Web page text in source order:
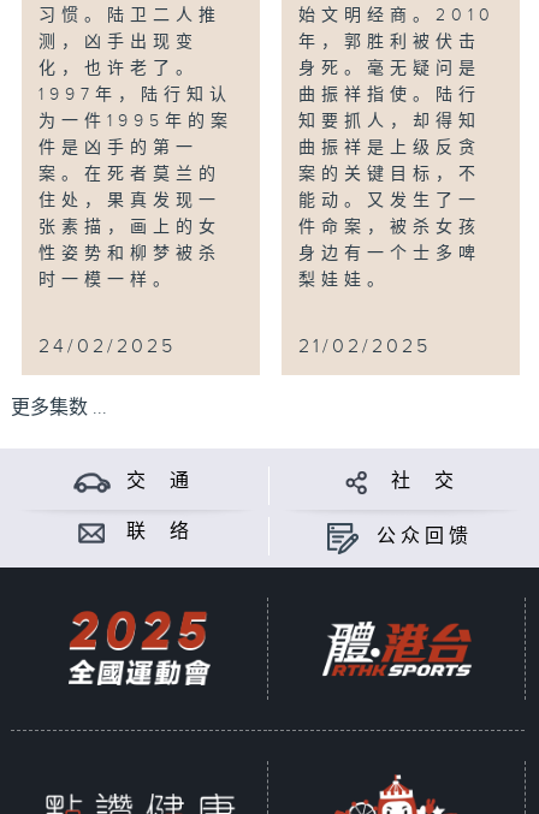
习惯。陆卫二人推
测，凶手出现变
化，也许老了。
1997年，陆行知认
为一件1995年的案
件是凶手的第一
案。在死者莫兰的
住处，果真发现一
张素描，画上的女
性姿势和柳梦被杀
时一模一样。
24/02/2025
始文明经商。2010
年，郭胜利被伏击
身死。毫无疑问是
曲振祥指使。陆行
知要抓人，却得知
曲振祥是上级反贪
案的关键目标，不
能动。又发生了一
件命案，被杀女孩
身边有一个士多啤
梨娃娃。
21/02/2025
更多集数 ...
交 通 社 交
联 络 公众回馈